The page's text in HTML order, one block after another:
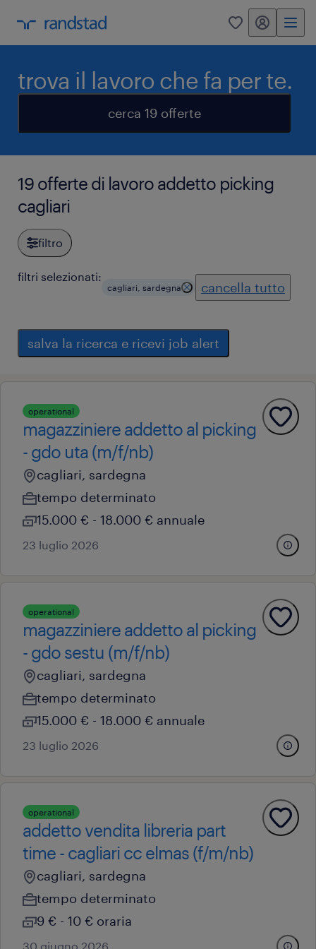
0 my randstad
trova il lavoro che fa per te.
cerca 19 offerte
19 offerte di lavoro addetto picking
cagliari
filtro
filtri selezionati:
cagliari, sardegna cancella tutto
salva la ricerca e ricevi job alert
operational
magazziniere addetto al picking
- gdo uta (m/f/nb)
cagliari, sardegna
tempo determinato
15.000 € - 18.000 € annuale
23 luglio 2026
operational
magazziniere addetto al picking
- gdo sestu (m/f/nb)
cagliari, sardegna
tempo determinato
15.000 € - 18.000 € annuale
23 luglio 2026
operational
addetto vendita libreria part
time - cagliari cc elmas (f/m/nb)
cagliari, sardegna
tempo determinato
9 € - 10 € oraria
30 giugno 2026